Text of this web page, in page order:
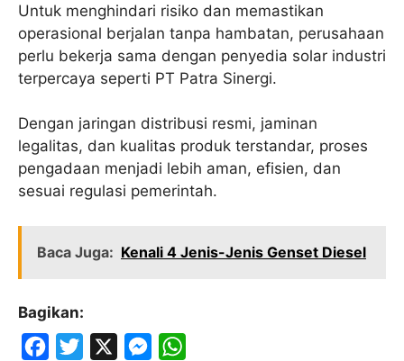
Untuk menghindari risiko dan memastikan
operasional berjalan tanpa hambatan, perusahaan
perlu bekerja sama dengan penyedia solar industri
terpercaya seperti PT Patra Sinergi.
Dengan jaringan distribusi resmi, jaminan
legalitas, dan kualitas produk terstandar, proses
pengadaan menjadi lebih aman, efisien, dan
sesuai regulasi pemerintah.
Baca Juga: Kenali 4 Jenis-Jenis Genset Diesel
Bagikan:
M